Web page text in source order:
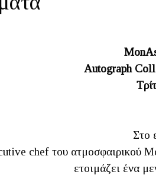
Autograph
Στο
chef του ατμοσφαιρικού
ετοιμάζει ένα